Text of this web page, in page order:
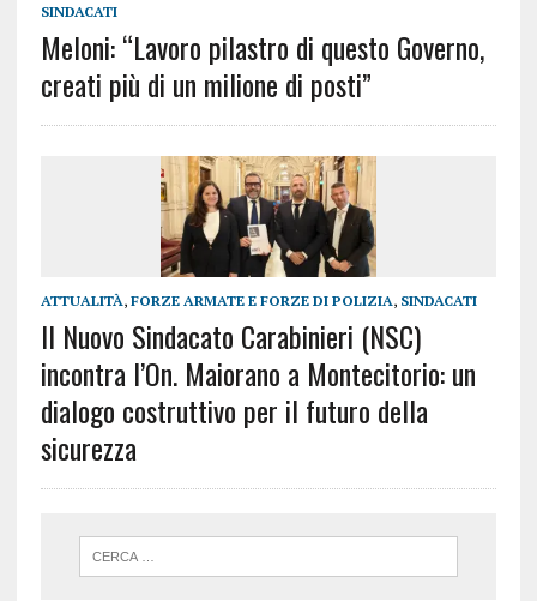
SINDACATI
Meloni: “Lavoro pilastro di questo Governo,
creati più di un milione di posti”
ATTUALITÀ, FORZE ARMATE E FORZE DI POLIZIA, SINDACATI
Il Nuovo Sindacato Carabinieri (NSC)
incontra l’On. Maiorano a Montecitorio: un
dialogo costruttivo per il futuro della
sicurezza